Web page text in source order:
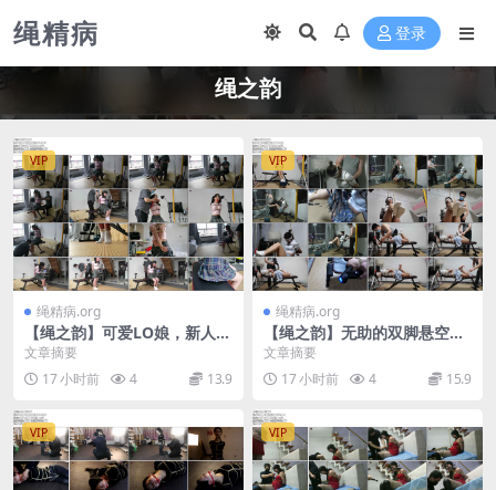
绳精病 登录
绳之韵
VIP
绳精病.org
【绳之韵】可爱LO娘，新人娃
娃：白袜、JK、双马尾，大号
文章摘要
17 小时前
4 13.9
VIP
绳精病.org
【绳之韵】无助的双脚悬空
吊、痛苦的挠痒和虐足，可恶
的猥琐皮鞭，有点脏的白船袜
文章摘要
17 小时前
4 15.9
VIP VIP